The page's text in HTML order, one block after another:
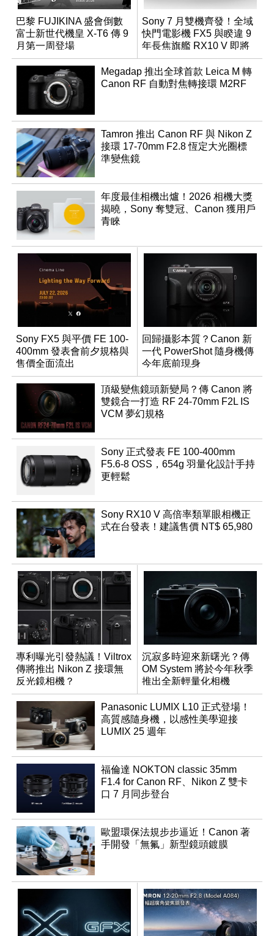
巴黎 FUJIKINA 盛會倒數
富士新世代機皇 X-T6 傳 9
月第一周登場
Sony 7 月雙機齊發！全域
快門電影機 FX5 與睽違 9
年長焦旗艦 RX10 V 即將
登場
Megadap 推出全球首款 Leica M 轉
Canon RF 自動對焦轉接環 M2RF
Tamron 推出 Canon RF 與 Nikon Z
接環 17-70mm F2.8 恆定大光圈標
準變焦鏡
年度最佳相機出爐！2026 相機大獎
揭曉，Sony 奪雙冠、Canon 獲用戶
青睞
Sony FX5 與平價 FE 100-
400mm 發表會前夕規格與
售價全面流出
回歸攝影本質？Canon 新
一代 PowerShot 隨身機傳
今年底前現身
頂級變焦鏡頭新變局？傳 Canon 將
雙鏡合一打造 RF 24-70mm F2L IS
VCM 夢幻規格
Sony 正式發表 FE 100-400mm
F5.6-8 OSS，654g 羽量化設計手持
更輕鬆
Sony RX10 V 高倍率類單眼相機正
式在台發表！建議售價 NT$ 65,980
專利曝光引發熱議！Viltrox
傳將推出 Nikon Z 接環無
反光鏡相機？
沉寂多時迎來新曙光？傳
OM System 將於今年秋季
推出全新輕量化相機
Panasonic LUMIX L10 正式登場！
高質感隨身機，以感性美學迎接
LUMIX 25 週年
福倫達 NOKTON classic 35mm
F1.4 for Canon RF、Nikon Z 雙卡
口 7 月同步登台
歐盟環保法規步步逼近！Canon 著
手開發「無氟」新型鏡頭鍍膜